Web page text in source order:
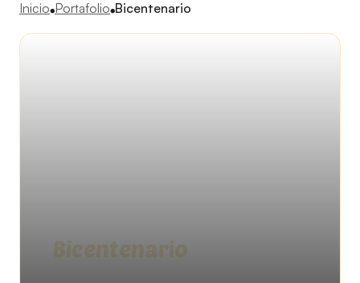
Inicio●Portafolio●Bicentenario
Bicentenario